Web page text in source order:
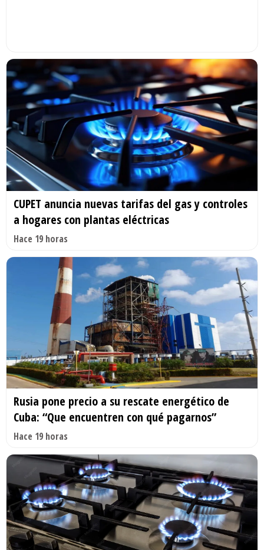
CUPET anuncia nuevas tarifas del gas y controles
a hogares con plantas eléctricas
Hace 19 horas
Rusia pone precio a su rescate energético de
Cuba: “Que encuentren con qué pagarnos”
Hace 19 horas